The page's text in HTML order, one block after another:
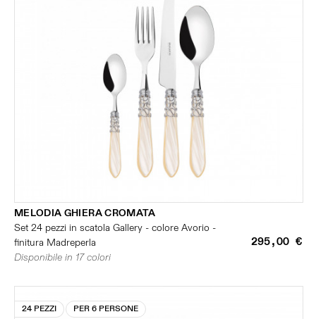
MELODIA GHIERA CROMATA
Set 24 pezzi in scatola Gallery - colore Avorio -
finitura Madreperla
295,00 €
Disponibile in 17 colori
24 PEZZI PER 6 PERSONE